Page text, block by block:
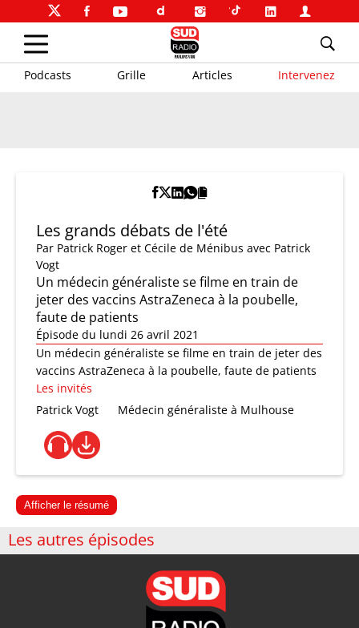
Podcasts Grille Articles Intervenez
Les grands débats de l'été
Par Patrick Roger et Cécile de Ménibus avec Patrick
Vogt
Un médecin généraliste se filme en train de
jeter des vaccins AstraZeneca à la poubelle,
faute de patients
Épisode du lundi 26 avril 2021
Un médecin généraliste se filme en train de jeter des
vaccins AstraZeneca à la poubelle, faute de patients
Les invités
Patrick Vogt
Médecin généraliste à Mulhouse
Afficher le résumé
Les autres épisodes